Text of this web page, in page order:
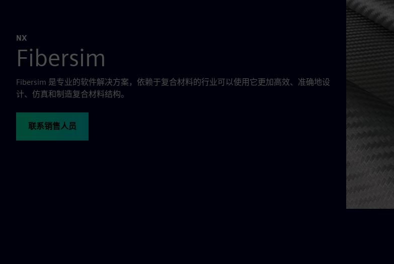
NX
Fibersim
Fibersim 是专业的软件解决方案，依赖于复合材料的行业可以使用它更加高效、准确地设
计、仿真和制造复合材料结构。
联系销售人员